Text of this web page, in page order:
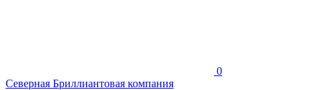
0
Северная Бриллиантовая компания